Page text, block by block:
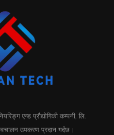
एन्ड प्रौद्योगिकी कम्पनी, लि.
उपकरण प्रदान गर्दछ।